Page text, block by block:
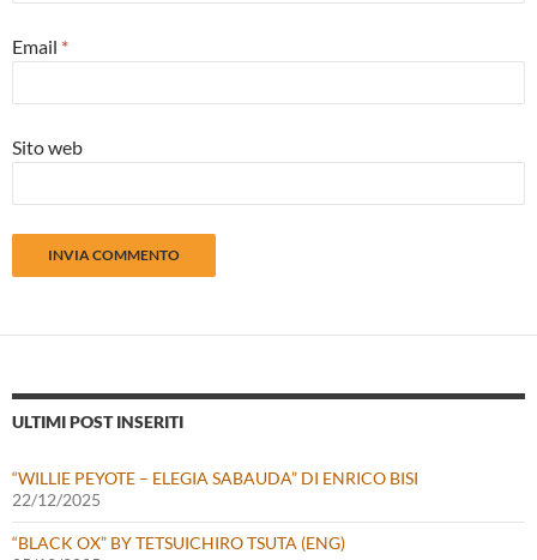
Email *
Sito web
ULTIMI POST INSERITI
“WILLIE PEYOTE – ELEGIA SABAUDA” DI ENRICO BISI
22/12/2025
“BLACK OX” BY TETSUICHIRO TSUTA (ENG)